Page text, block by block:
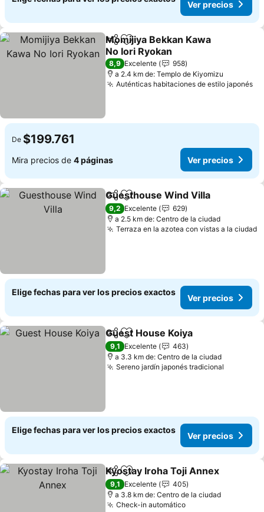
Ver precios
CompartirAgregar a favoritos
Momijiya Bekkan Kawa
No Iori Ryokan
8,9 Excelente
958
a 2.4 km de: Templo de Kiyomizu
Auténticas habitaciones de estilo japonés
De $199.761
Mira precios de 4 páginas Ver precios
CompartirAgregar a favoritos
Guesthouse Wind Villa
9,2 Excelente
629
a 2.5 km de: Centro de la ciudad
Terraza en la azotea con vistas a la ciudad
Elige fechas para ver los precios exactos
Ver precios
CompartirAgregar a favoritos
Guest House Koiya
9,1 Excelente
463
a 3.3 km de: Centro de la ciudad
Sereno jardín japonés tradicional
Elige fechas para ver los precios exactos
Ver precios
CompartirAgregar a favoritos
Kyostay Iroha Toji Annex
9,1 Excelente
405
a 3.8 km de: Centro de la ciudad
Check-in automático